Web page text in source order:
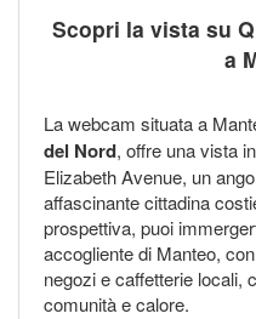
Scopri la vista su
a
La webcam situata a
del Nord, offre una vista
Elizabeth Avenue, un
affascinante cittadina
prospettiva, puoi
accogliente di Manteo,
negozi e caffetterie locali,
comunità e calore.